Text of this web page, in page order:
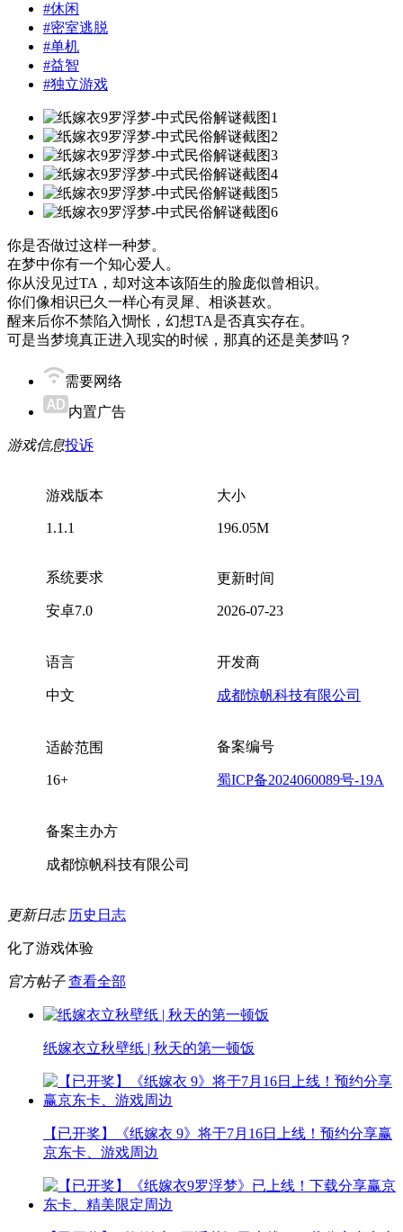
#休闲
#密室逃脱
#单机
#益智
#独立游戏
你是否做过这样一种梦。
在梦中你有一个知心爱人。
你从没见过TA，却对这本该陌生的脸庞似曾相识。
你们像相识已久一样心有灵犀、相谈甚欢。
醒来后你不禁陷入惆怅，幻想TA是否真实存在。
可是当梦境真正进入现实的时候，那真的还是美梦吗？
需要网络
内置广告
游戏信息投诉
游戏版本
1.1.1
大小
196.05M
系统要求
安卓7.0
更新时间
2026-07-23
语言
中文
开发商
成都惊帆科技有限公司
适龄范围
16+
备案编号
蜀ICP备2024060089号-19A
备案主办方
成都惊帆科技有限公司
更新日志 历史日志
化了游戏体验
官方帖子 查看全部
纸嫁衣立秋壁纸 | 秋天的第一顿饭
【已开奖】《纸嫁衣 9》将于7月16日上线！预约分享赢
京东卡、游戏周边